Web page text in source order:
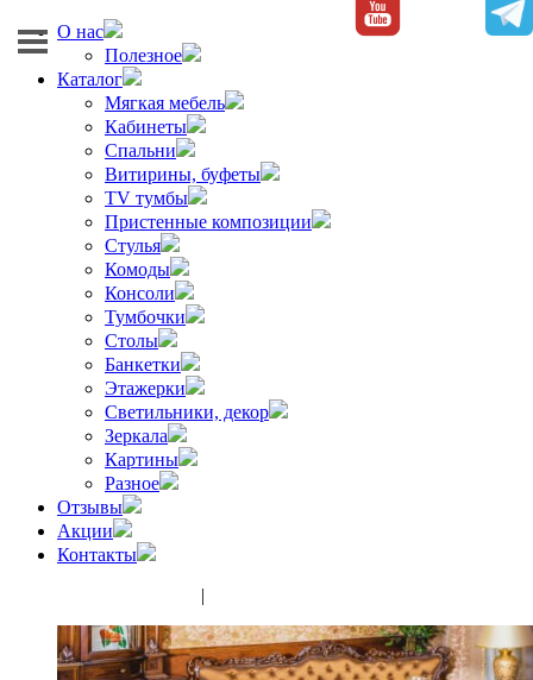
О нас
Полезное
Каталог
Мягкая мебель
Кабинеты
Спальни
Витирины, буфеты
TV тумбы
Пристенные композиции
Стулья
Комоды
Консоли
Тумбочки
Столы
Банкетки
Этажерки
Светильники, декор
Зеркала
Картины
Разное
Отзывы
Акции
Контакты
|